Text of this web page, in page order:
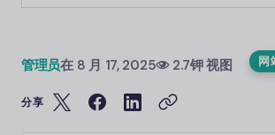
管理员在 8 月 17, 2025 2.7钾 视图 网
分享